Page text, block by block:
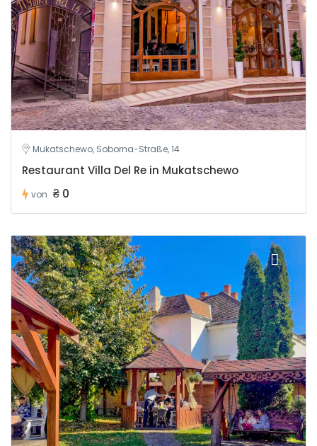
Mukatschewo, Soborna-Straße, 14
Restaurant Villa Del Re in Mukatschewo
von ₴ 0